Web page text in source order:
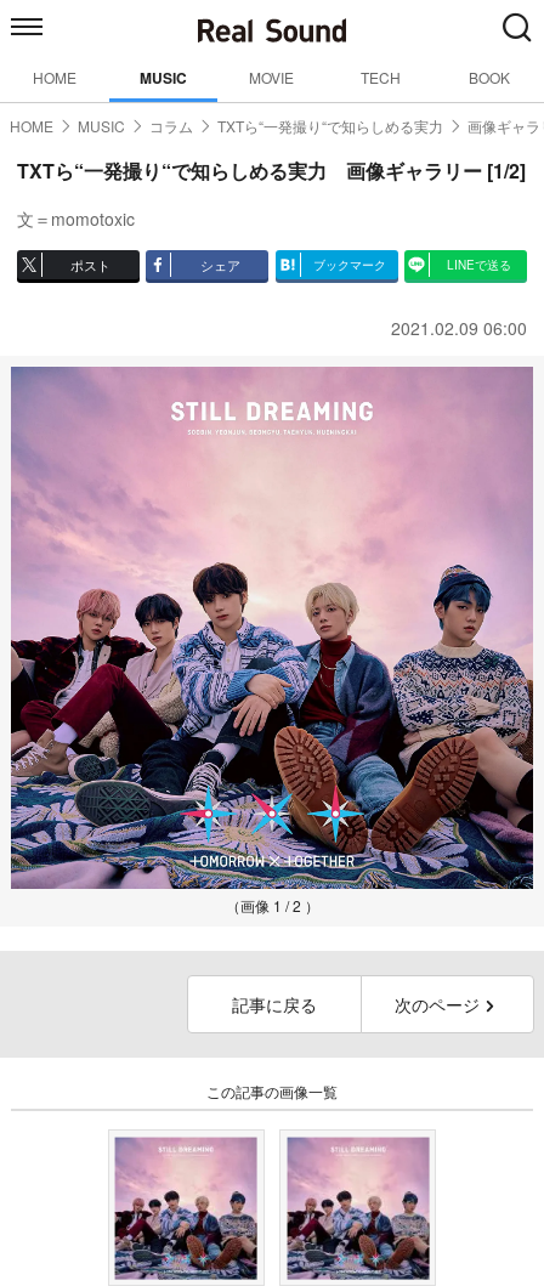
HOME MUSIC MOVIE TECH BOOK
HOME MUSIC コラム TXTら“一発撮り“で知らしめる実力 画像ギャ
TXTら“一発撮り“で知らしめる実力 画像ギャラリー [1/2]
文＝momotoxic
ポスト シェア ブックマーク LINEで送る
2021.02.09 06:00
（画像 1 / 2 ）
記事に戻る 次のページ
この記事の画像一覧